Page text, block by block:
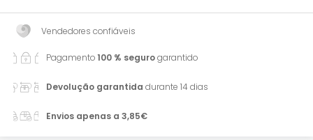
Vendedores confiáveis
Pagamento100 % segurogarantido
Devolução garantida durante 14 dias
Envios apenas a 3,85€